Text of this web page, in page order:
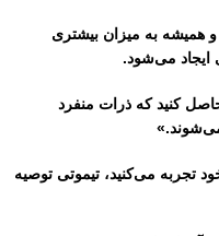
همیشه به میزان بیشتری
ایجاد می‌شود.
کنید که ذرات منفرد
تجربه می‌کنید، تیموتی توصیه